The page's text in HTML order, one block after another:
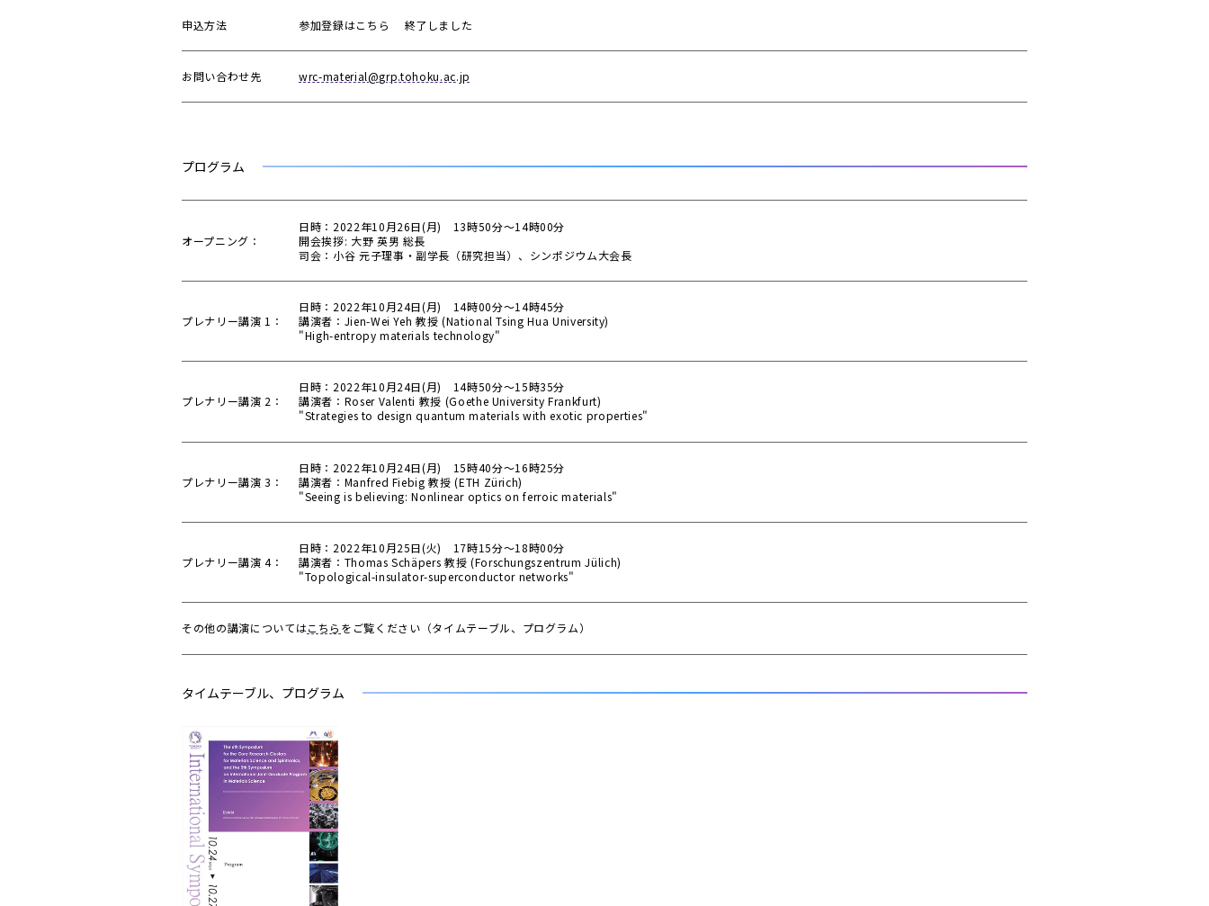
申込方法 参加登録はこちら 終了しました
お問い合わせ先 wrc-material@grp.tohoku.ac.jp
プログラム
オープニング：
日時：2022年10月26日(月) 13時50分～14時00分
開会挨拶: 大野 英男 総長
司会：小谷 元子理事・副学長（研究担当）、シンポジウム大会長
プレナリー講演 1：
日時：2022年10月24日(月) 14時00分～14時45分
講演者：Jien-Wei Yeh 教授 (National Tsing Hua University)
"High-entropy materials technology"
プレナリー講演 2：
日時：2022年10月24日(月) 14時50分～15時35分
講演者：Roser Valenti 教授 (Goethe University Frankfurt)
"Strategies to design quantum materials with exotic properties"
プレナリー講演 3：
日時：2022年10月24日(月) 15時40分～16時25分
講演者：Manfred Fiebig 教授 (ETH Zürich)
"Seeing is believing: Nonlinear optics on ferroic materials"
プレナリー講演 4：
日時：2022年10月25日(火) 17時15分～18時00分
講演者：Thomas Schäpers 教授 (Forschungszentrum Jülich)
"Topological-insulator-superconductor networks"
その他の講演についてはこちら をご覧ください（タイムテーブル、プログラム）
タイムテーブル、プログラム